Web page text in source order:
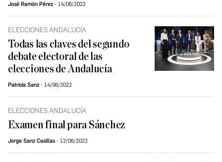
José Ramón Pérez 14/06/2022
ELECCIONES ANDALUCÍA
Todas las claves del segundo
debate electoral de las
elecciones de Andalucía
Patricia Sanz 14/06/2022
ELECCIONES ANDALUCÍA
Examen final para Sánchez
Jorge Sanz Casillas 12/06/2022